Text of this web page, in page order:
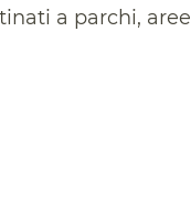
a parchi, aree